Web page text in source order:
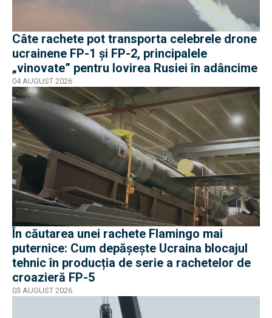
Câte rachete pot transporta celebrele drone
ucrainene FP-1 și FP-2, principalele
„vinovate” pentru lovirea Rusiei în adâncime
04 AUGUST 2026
În căutarea unei rachete Flamingo mai
puternice: Cum depășește Ucraina blocajul
tehnic în producția de serie a rachetelor de
croazieră FP-5
03 AUGUST 2026